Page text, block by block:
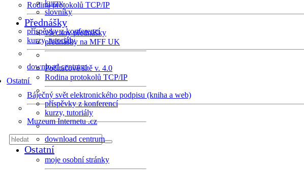
Rodina protokolů TCP/IP
příspěvky z konferencí
kurzy, tutoriály
download centrum
Ostatní
Báječný svět elektronického podpisu (kniha a web)
Muzeum Internetu .cz
kurzy
slovníky
Přednášky
všechny přednášky
přednášky na MFF UK
Počítačové sítě v. 4.0
Rodina protokolů TCP/IP
příspěvky z konferencí
kurzy, tutoriály
download centrum
Ostatní
moje osobní stránky